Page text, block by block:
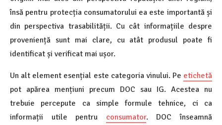
însă pentru protecția consumatorului ea este importantă și
din perspectiva trasabilității. Cu cât informațiile despre
proveniență sunt mai clare, cu atât produsul poate fi
identificat și verificat mai ușor.
Un alt element esențial este categoria vinului. Pe etichetă
pot apărea mențiuni precum DOC sau IG. Acestea nu
trebuie percepute ca simple formule tehnice, ci ca
informații utile pentru consumator. DOC înseamnă